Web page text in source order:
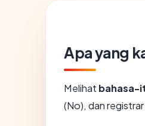
Apa yang
Melihat bahasa-
(No), dan